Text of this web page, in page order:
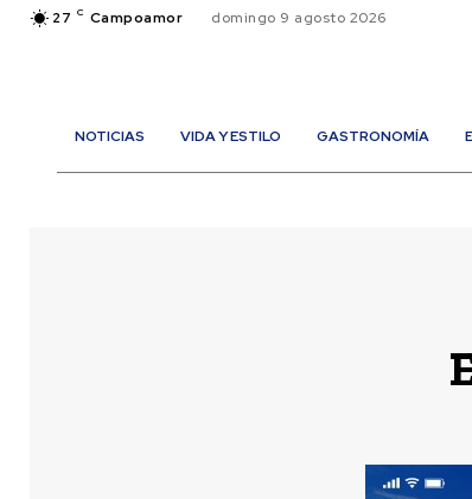
27 C Campoamor domingo 9 agosto 2026
NOTICIAS VIDA Y ESTILO GASTRONOMÍA